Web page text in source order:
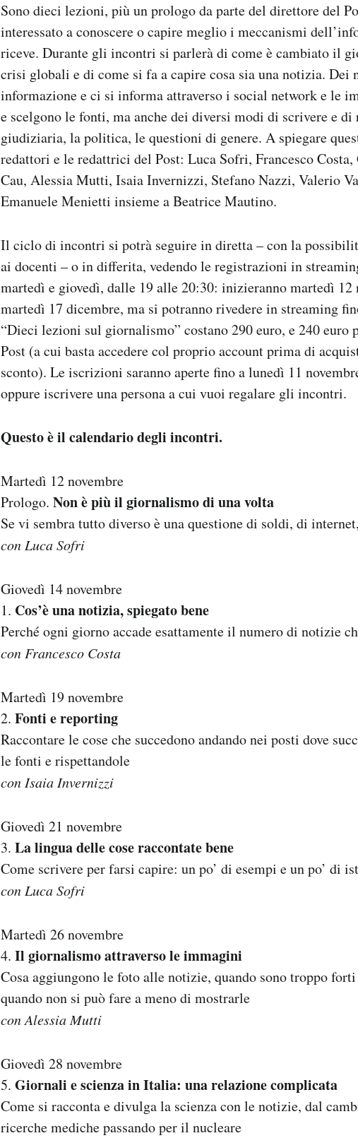
Sono dieci lezioni, più un prologo da parte del direttore del
interessato a conoscere o capire meglio i meccanismi
riceve. Durante gli incontri si parlerà di come è cambiato il
crisi globali e di come si fa a capire cosa sia una notizia. Dei
informazione e ci si informa attraverso i social network e le
e scelgono le fonti, ma anche dei diversi modi di scrivere e di
giudiziaria, la politica, le questioni di genere. A spiegare
redattori e le redattrici del Post: Luca Sofri, Francesco
Cau, Alessia Mutti, Isaia Invernizzi, Stefano Nazzi, Valerio
Emanuele Menietti insieme a Beatrice Mautino.
Il ciclo di incontri si potrà seguire in diretta – con la
ai docenti – o in differita, vedendo le registrazioni in
martedì e giovedì, dalle 19 alle 20:30: inizieranno martedì 12
martedì 17 dicembre, ma si potranno rivedere in streaming
“Dieci lezioni sul giornalismo” costano 290 euro, e 240 euro
Post (a cui basta accedere col proprio account prima di
sconto). Le iscrizioni saranno aperte fino a lunedì 11
oppure iscrivere una persona a cui vuoi regalare gli incontri.
Questo è il calendario degli incontri.
Martedì 12 novembre
Prologo. Non è più il giornalismo di una volta
Se vi sembra tutto diverso è una questione di soldi, di
con Luca Sofri
Giovedì 14 novembre
1. Cos’è una notizia, spiegato bene
Perché ogni giorno accade esattamente il numero di notizie
con Francesco Costa
Martedì 19 novembre
2. Fonti e reporting
Raccontare le cose che succedono andando nei posti dove
le fonti e rispettandole
con Isaia Invernizzi
Giovedì 21 novembre
3. La lingua delle cose raccontate bene
Come scrivere per farsi capire: un po’ di esempi e un po’ di
con Luca Sofri
Martedì 26 novembre
4. Il giornalismo attraverso le immagini
Cosa aggiungono le foto alle notizie, quando sono troppo
quando non si può fare a meno di mostrarle
con Alessia Mutti
Giovedì 28 novembre
5. Giornali e scienza in Italia: una relazione complicata
Come si racconta e divulga la scienza con le notizie, dal
ricerche mediche passando per il nucleare